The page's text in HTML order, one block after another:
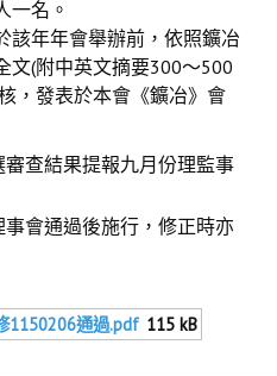
一名。
該年年會舉辦前，依照鑛冶
文(附中英文摘要300～500
，發表於本會《鑛冶》會
查結果提報九月份理監事
會通過後施行，修正時亦
1150206通過.pdf 115 kB